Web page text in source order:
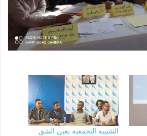
الشبيبة التجمعية بعين الشق